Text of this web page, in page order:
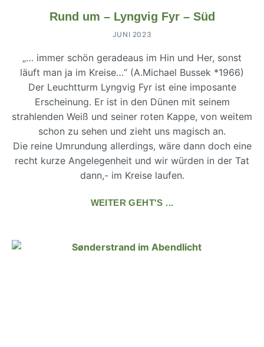
Rund um – Lyngvig Fyr – Süd
JUNI 2023
„… immer schön geradeaus im Hin und Her, sonst
läuft man ja im Kreise…“ (A.Michael Bussek *1966)
Der Leuchtturm Lyngvig Fyr ist eine imposante
Erscheinung. Er ist in den Dünen mit seinem
strahlenden Weiß und seiner roten Kappe, von weitem
schon zu sehen und zieht uns magisch an.
Die reine Umrundung allerdings, wäre dann doch eine
recht kurze Angelegenheit und wir würden in der Tat
dann,- im Kreise laufen.
WEITER GEHT'S ...